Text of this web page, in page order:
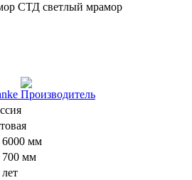
СТД светлый мрамор
6000 мм
700 мм